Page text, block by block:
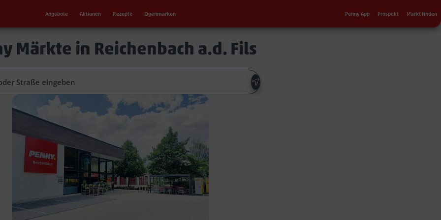
Angebote Aktionen Rezepte Eigenmarken Sekundärnavigation
Penny App Prospekt Markt finden
Märkte in Reichenbach a.d. Fils